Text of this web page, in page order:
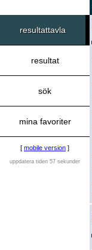
resultattavla
resultat
sök
mina favoriter
[ mobile version ]
uppdatera tiden 57 sekunder